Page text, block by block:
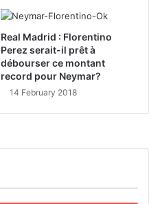
Real Madrid : Florentino
Perez serait-il prêt à
débourser ce montant
record pour Neymar?
14 February 2018